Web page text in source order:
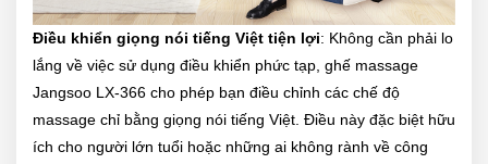
Điều khiển giọng nói tiếng Việt tiện lợi: Không cần phải lo
lắng về việc sử dụng điều khiển phức tạp, ghế massage
Jangsoo LX-366 cho phép bạn điều chỉnh các chế độ
massage chỉ bằng giọng nói tiếng Việt. Điều này đặc biệt hữu
ích cho người lớn tuổi hoặc những ai không rành về công